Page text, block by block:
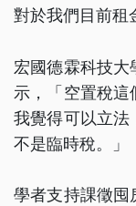
對於我們目前租
宏國德霖科技大
示，「空置稅這
我覺得可以立法
不是臨時稅。」
學者支持課徵囤